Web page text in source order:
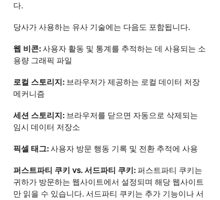
다.
당사가 사용하는 유사 기술에는 다음도 포함됩니다.
웹 비콘: 사용자 활동 및 통계를 추적하는 데 사용되는 소
용량 그래픽 파일
로컬 스토리지: 브라우저가 제공하는 로컬 데이터 저장
메커니즘
세션 스토리지: 브라우저를 닫으면 자동으로 삭제되는
임시 데이터 저장소
픽셀 태그: 사용자 방문 행동 기록 및 전환 추적에 사용
퍼스트파티 쿠키 vs. 서드파티 쿠키: 퍼스트파티 쿠키는
귀하가 방문하는 웹사이트에서 설정되며 해당 웹사이트
만 읽을 수 있습니다. 서드파티 쿠키는 추가 기능이나 서